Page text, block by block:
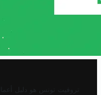
تروفيت تونس هو دليل